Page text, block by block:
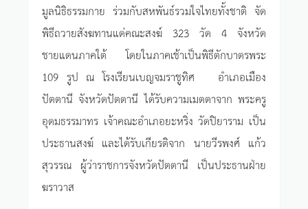
มูลนิธิธรรมกาย ร่วมกับสหพันธ์รวมใจไทยทั้งชาติ จัด
พิธีถวายสังฆทานแด่คณะสงฆ์ 323 วัด 4 จังหวัด
ชายแดนภาคใต้ โดยในภาคเช้าเป็นพิธีตักบาตรพระ
109 รูป ณ โรงเรียนเบญจมราชูทิศ อำเภอเมือง
ปัตตานี จังหวัดปัตตานี ได้รับความเมตตาจาก พระครู
อุดมธรรมาทร เจ้าคณะอำเภอยะหริ่ง วัดปิยาราม เป็น
ประธานสงฆ์ และได้รับเกียรติจาก นายวีรพงศ์ แก้ว
สุวรรณ ผู้ว่าราชการจังหวัดปัตตานี เป็นประธานฝ่าย
ฆราวาส